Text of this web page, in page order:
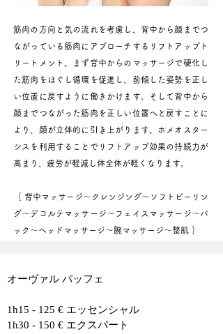
筋肉の方向と気の流れを考慮し、背中から顔までつ
ながっている筋肉にアプローチするリフトアップト
リートメント。まず背中からのマッサージで硬化し
た筋肉をほぐし循環を促進し、前傾した姿勢を正し
い位置に戻すように働きかけます。そして背中から
顔までつながった筋肉を正しい位置へと戻すことに
より、顔が立体的に引き上がります。ホメオスター
シスを利用することでリフトアップ効果の持続力が
高まり、疲労が軽減し体全体が軽くなります​。​
｛ 背中マッサージ〜クレンジング〜ソフトピーリン
グ〜デコルテマッサージ〜フェイスマッサージ〜パ
ック〜ヘッドマッサージ〜腕マッサージ〜整肌 ｝
オーヴァル パッフェ
1h15 - 125 € エッセンシャル
1h30 - 150 € エクスパート